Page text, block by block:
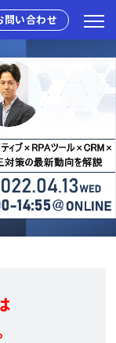
問い合わせ